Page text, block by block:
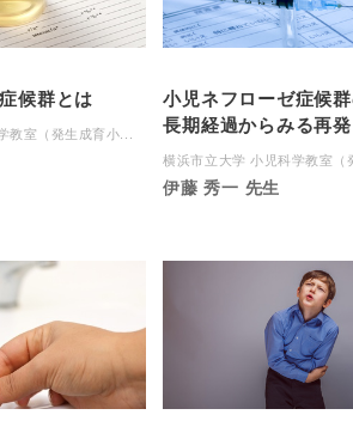
候群とは
教室（発生成育小...
小児ネフローゼ症候
長期経過からみる再
横浜市立大学 小児科学教室（
伊藤 秀一 先生